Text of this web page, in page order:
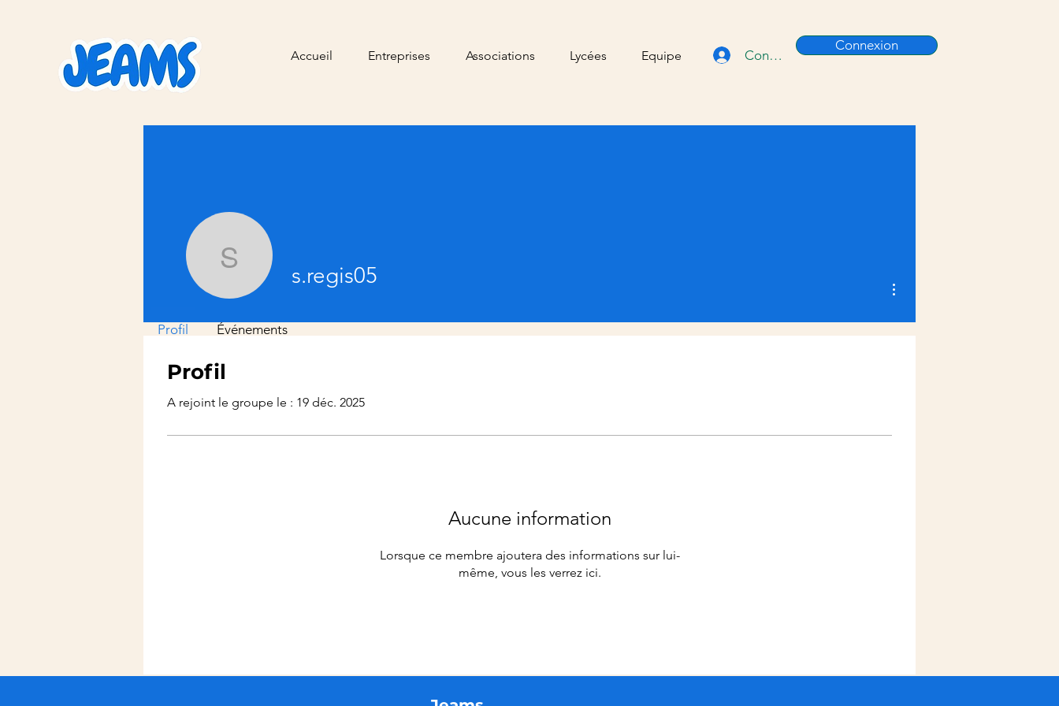
Accueil Entreprises Associations Lycées Equipe Connexion
Connexion
s.regis05
s.regis05
Profil
A rejoint le groupe le : 19 déc. 2025
Aucune information
Lorsque ce membre ajoutera des informations sur lui-
même, vous les verrez ici.
Profil Événements